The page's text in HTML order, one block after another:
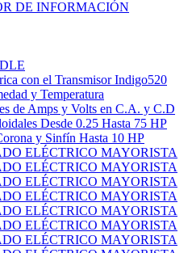
DE INFORMACIÓN
con el Transmisor Indigo520
y Temperatura
de Amps y Volts en C.A. y C.D
Desde 0.25 Hasta 75 HP
y Sinfín Hasta 10 HP
ELÉCTRICO MAYORISTA
ELÉCTRICO MAYORISTA
ELÉCTRICO MAYORISTA
ELÉCTRICO MAYORISTA
ELÉCTRICO MAYORISTA
ELÉCTRICO MAYORISTA
ELÉCTRICO MAYORISTA